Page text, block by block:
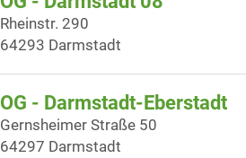
Rheinstr. 290
64293 Darmstadt
OG - Darmstadt-Eberstadt
Gernsheimer Straße 50
64297 Darmstadt